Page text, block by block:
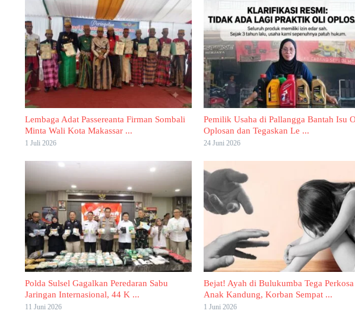
Lembaga Adat Passereanta Firman Sombali
Minta Wali Kota Makassar ...
1 Juli 2026
Pemilik Usaha di Pallangga Bantah Isu
Oplosan dan Tegaskan Le ...
24 Juni 2026
Polda Sulsel Gagalkan Peredaran Sabu
Jaringan Internasional, 44 K ...
11 Juni 2026
Bejat! Ayah di Bulukumba Tega Perkosa
Anak Kandung, Korban Sempat ...
1 Juni 2026